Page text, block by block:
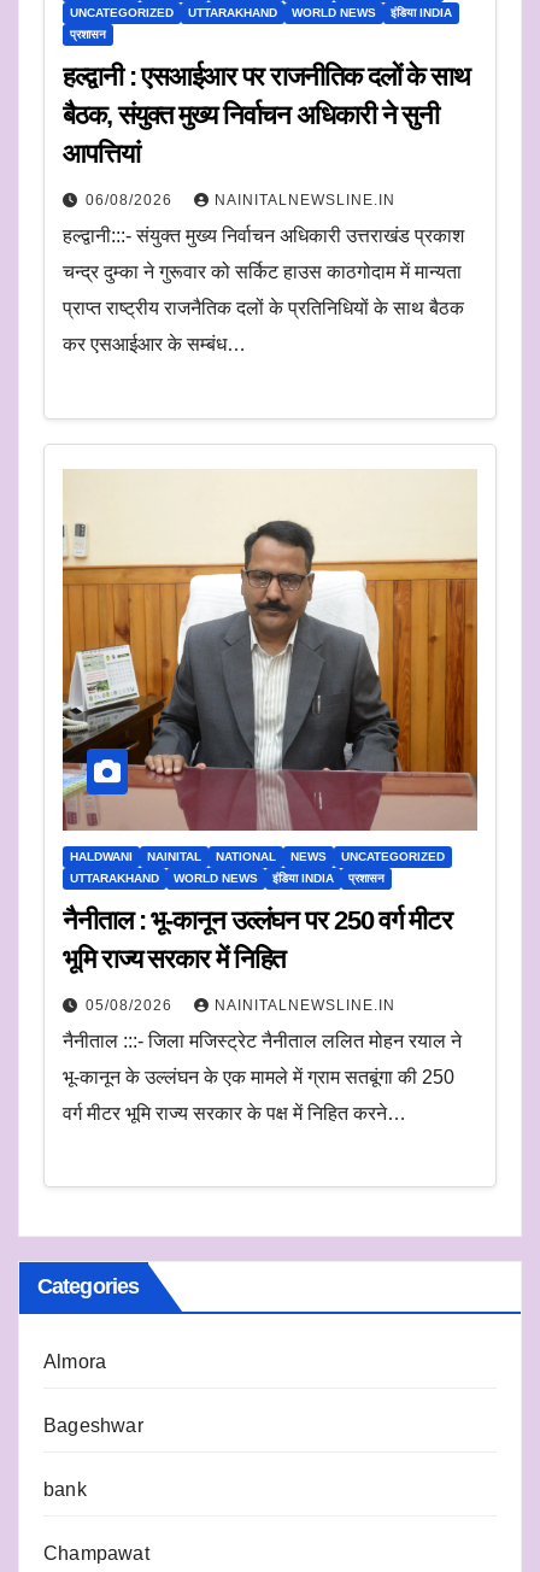
UNCATEGORIZED UTTARAKHAND WORLD NEWS
इंडिया INDIA
प्रशासन
हल्द्वानी : एसआईआर पर राजनीतिक दलों के साथ
बैठक, संयुक्त मुख्य निर्वाचन अधिकारी ने सुनी
आपत्तियां
06/08/2026 NAINITALNEWSLINE.IN
हल्द्वानी:::- संयुक्त मुख्य निर्वाचन अधिकारी उत्तराखंड प्रकाश
चन्द्र दुम्का ने गुरूवार को सर्किट हाउस काठगोदाम में मान्यता
प्राप्त राष्ट्रीय राजनैतिक दलों के प्रतिनिधियों के साथ बैठक
कर एसआईआर के सम्बंध…
HALDWANI NAINITAL NATIONAL NEWS
UNCATEGORIZED
UTTARAKHAND
WORLD NEWS इंडिया INDIA प्रशासन
नैनीताल : भू-कानून उल्लंघन पर 250 वर्ग मीटर
भूमि राज्य सरकार में निहित
05/08/2026 NAINITALNEWSLINE.IN
नैनीताल :::- जिला मजिस्ट्रेट नैनीताल ललित मोहन रयाल ने
भू-कानून के उल्लंघन के एक मामले में ग्राम सतबूंगा की 250
वर्ग मीटर भूमि राज्य सरकार के पक्ष में निहित करने…
Categories
Almora
Bageshwar
bank
Champawat